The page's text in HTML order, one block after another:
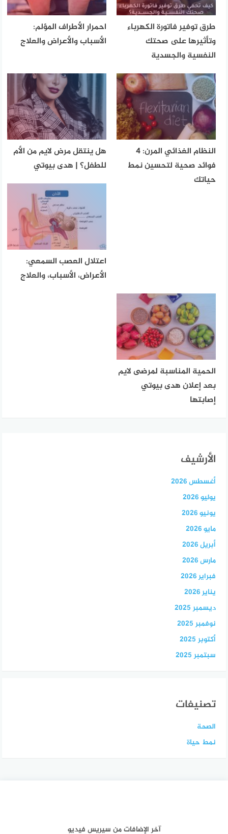
طرق توفير فاتورة الكهرباء
وتأثيرها على صحتك
النفسية والجسدية
احمرار الأطراف المؤلم:
الأسباب والأعراض والعلاج
النظام الغذائي المرن: 4
فوائد صحية لتحسين نمط
حياتك
هل ينتقل مرض لايم من الأم
للطفل؟ | هدى بيوتي
اعتلال العصب السمعي:
الأعراض، الأسباب، والعلاج
الحمية المناسبة لمرضى لايم
بعد إعلان هدى بيوتي
إصابتها
الأرشيف
أغسطس 2026
يوليو 2026
يونيو 2026
مايو 2026
أبريل 2026
مارس 2026
فبراير 2026
يناير 2026
ديسمبر 2025
نوفمبر 2025
أكتوبر 2025
سبتمبر 2025
تصنيفات
الصحة
نمط حياة
آخر الإضافات من سيريس فيديو